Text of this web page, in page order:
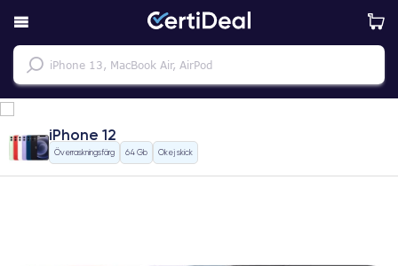
iPhone 12
Överraskningsfärg 64 Gb Okej skick